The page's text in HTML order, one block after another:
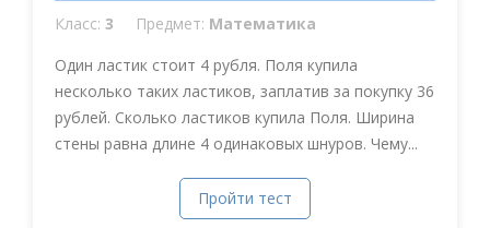
Класс: 3 Предмет: Математика
Один ластик стоит 4 рубля. Поля купила
несколько таких ластиков, заплатив за покупку 36
рублей. Сколько ластиков купила Поля. Ширина
стены равна длине 4 одинаковых шнуров. Чему...
Пройти тест